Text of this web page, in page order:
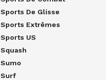
Sports De Glisse
Sports Extrêmes
Sports US
Squash
Sumo
Surf